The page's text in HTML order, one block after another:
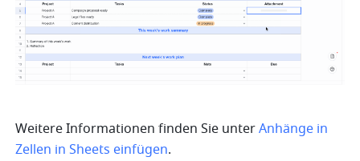
Weitere Informationen finden Sie unter Anhänge in
Zellen in Sheets einfügen.